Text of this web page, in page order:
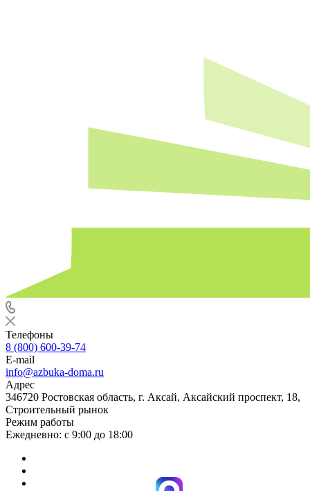
Телефоны
8 (800) 600-39-74
E-mail
info@azbuka-doma.ru
Адрес
346720 Ростовская область, г. Аксай, Аксайский проспект, 18,
Строительный рынок
Режим работы
Ежедневно: с 9:00 до 18:00